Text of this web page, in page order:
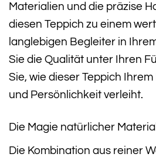
Materialien und die präzise
diesen Teppich zu einem
langlebigen Begleiter in
Sie die Qualität unter Ihren
Sie, wie dieser Teppich
und Persönlichkeit verleiht.
Die Magie natürlicher
Die Kombination aus reiner